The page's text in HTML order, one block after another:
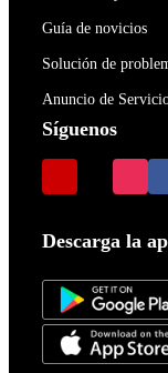
Guía de novicios
Solución de
Anuncio de
Síguenos
Descarga la